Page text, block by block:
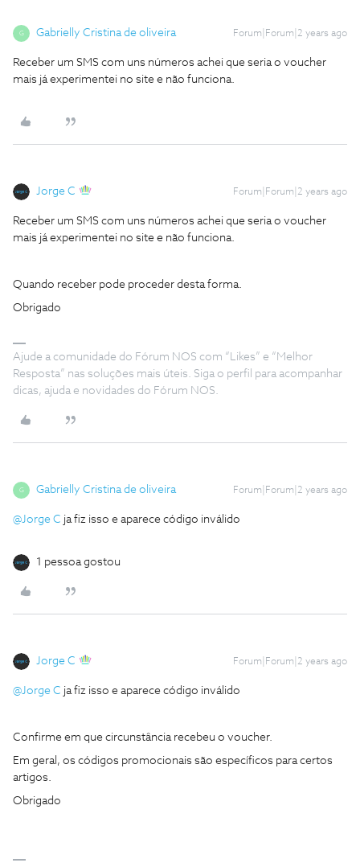
G Gabrielly Cristina de oliveira Forum|Forum|2 years ago
Receber um SMS com uns números achei que seria o voucher
mais já experimentei no site e não funciona.
Jorge C Forum|Forum|2 years ago
Receber um SMS com uns números achei que seria o voucher
mais já experimentei no site e não funciona.
Quando receber pode proceder desta forma.
Obrigado
Ajude a comunidade do Fórum NOS com “Likes” e “Melhor
Resposta” nas soluções mais úteis. Siga o perfil para acompanhar
dicas, ajuda e novidades do Fórum NOS.
G Gabrielly Cristina de oliveira Forum|Forum|2 years ago
@Jorge C ja fiz isso e aparece código inválido
1 pessoa gostou
Jorge C Forum|Forum|2 years ago
@Jorge C ja fiz isso e aparece código inválido
Confirme em que circunstância recebeu o voucher.
Em geral, os códigos promocionais são específicos para certos
artigos.
Obrigado